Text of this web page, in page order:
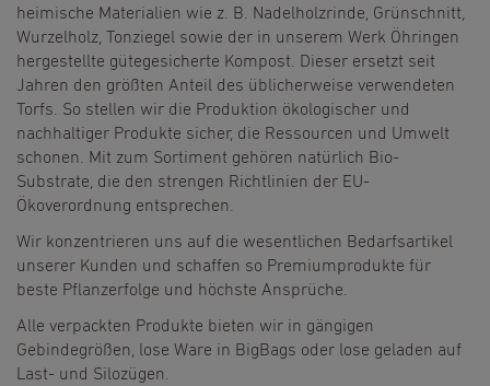
heimische Materialien wie z. B. Nadelholzrinde, Grünschnitt,
Wurzelholz, Tonziegel sowie der in unserem Werk Öhringen
hergestellte gütegesicherte Kompost. Dieser ersetzt seit
Jahren den größten Anteil des üblicherweise verwendeten
Torfs. So stellen wir die Produktion ökologischer und
nachhaltiger Produkte sicher, die Ressourcen und Umwelt
schonen. Mit zum Sortiment gehören natürlich Bio-
Substrate, die den strengen Richtlinien der EU-
Ökoverordnung entsprechen.
Wir konzentrieren uns auf die wesentlichen Bedarfsartikel
unserer Kunden und schaffen so Premiumprodukte für
beste Pflanzerfolge und höchste Ansprüche.
Alle verpackten Produkte bieten wir in gängigen
Gebindegrößen, lose Ware in BigBags oder lose geladen auf
Last- und Silozügen.